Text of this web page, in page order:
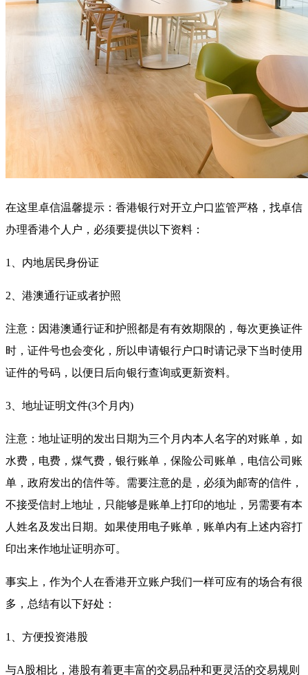
在这里卓信温馨提示：香港银行对开立户口监管严格，找卓信
办理香港个人户，必须要提供以下资料：
1、内地居民身份证
2、港澳通行证或者护照
注意：因港澳通行证和护照都是有有效期限的，每次更换证件
时，证件号也会变化，所以申请银行户口时请记录下当时使用
证件的号码，以便日后向银行查询或更新资料。
3、地址证明文件(3个月内)
注意：地址证明的发出日期为三个月内本人名字的对账单，如
水费，电费，煤气费，银行账单，保险公司账单，电信公司账
单，政府发出的信件等。需要注意的是，必须为邮寄的信件，
不接受信封上地址，只能够是账单上打印的地址，另需要有本
人姓名及发出日期。如果使用电子账单，账单内有上述内容打
印出来作地址证明亦可。
事实上，作为个人在香港开立账户我们一样可应有的场合有很
多，总结有以下好处：
1、方便投资港股
与A股相比，港股有着更丰富的交易品种和更灵活的交易规则